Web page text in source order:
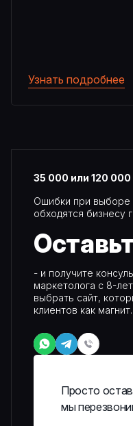
Узнать подробнее
35 000 или 120
Ошибки при выборе
обходятся бизнесу
- и получите
маркетолога с 8-
выбрать сайт,
клиентов как магнит.
Просто
мы